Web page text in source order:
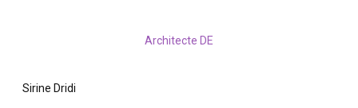
Architecte DE
Sirine Dridi